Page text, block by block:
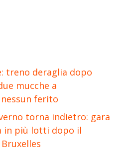
treno deraglia dopo
mucche a
ferito
torna indietro: gara
in più lotti dopo il